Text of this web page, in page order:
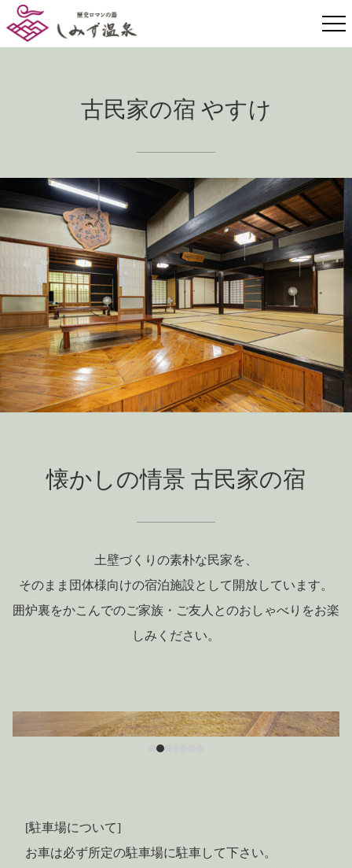
古民家の宿 やすけ
懐かしの情景 古民家の宿
土壁づくりの素朴な民家を、
そのまま団体様向けの宿泊施設として開放しています。
囲炉裏をかこんでのご家族・ご友人とのおしゃべりをお楽
しみください。
[駐車場について]
お車は必ず所定の駐車場に駐車して下さい。